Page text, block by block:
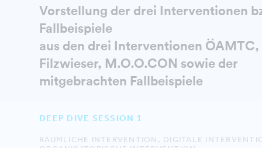
Vorstellung der drei Interventionen
Fallbeispiele
aus den drei Interventionen ÖAMTC,
Filzwieser, M.O.O.CON sowie der
mitgebrachten Fallbeispiele
DEEP DIVE SESSION 1
RÄUMLICHE INTERVENTION, DIGITALE